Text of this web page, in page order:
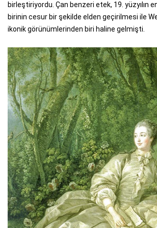
birleştiriyordu. Çan benzeri etek, 19. yüzyılın
birinin cesur bir şekilde elden geçirilmesi ile
ikonik görünümlerinden biri haline gelmişti.